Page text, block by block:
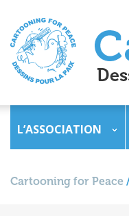
L’ASSOCIATION
Cartooning for Peace